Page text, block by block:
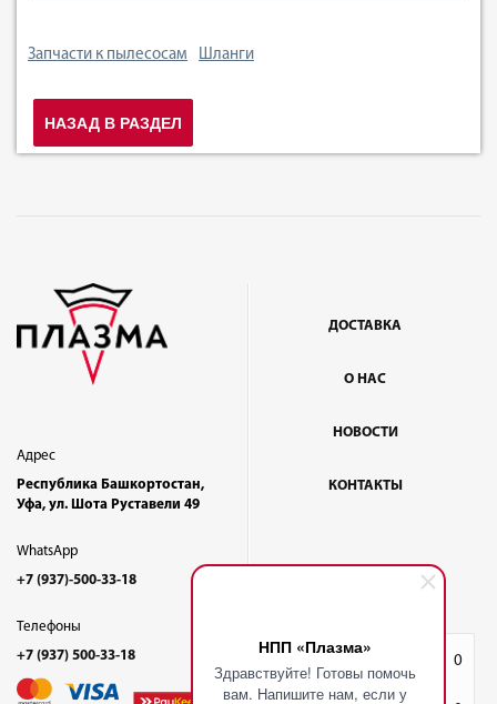
НПП «Плазма»
Здравствуйте! Готовы помочь
вам. Напишите нам, если у
0
Запчасти к пылесосам Шланги
НАЗАД В РАЗДЕЛ
Адрес
Республика Башкортостан,
Уфа, ул. Шота Руставели 49
WhatsApp
+7 (937)-500-33-18
Телефоны
+7 (937) 500-33-18
ДОСТАВКА
О НАС
НОВОСТИ
КОНТАКТЫ